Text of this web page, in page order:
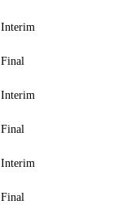
Interim
Final
Interim
Final
Interim
Final